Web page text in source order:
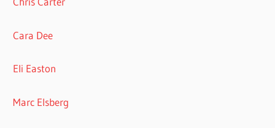
Cara Dee
Eli Easton
Marc Elsberg